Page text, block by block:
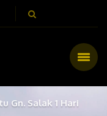
Gn. Salak 1 Hari